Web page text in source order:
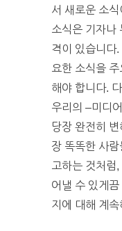
서 새로운 소
소식은 기자나
격이 있습니다
요한 소식을
해야 합니다.
우리의 –미디
당장 완전히
장 똑똑한 사
고하는 것처럼
어낼 수 있게
지에 대해 계